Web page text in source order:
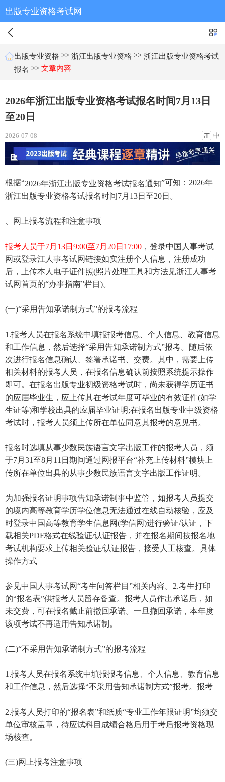
出版专业资格考试网
出版专业资格 >> 浙江出版专业资格 >> 浙江出版专业资格考试
报名 >> 文章内容
2026年浙江出版专业资格考试报名时间7月13日
至20日
2026-07-08 中
根据“2026年浙江出版专业资格考试报名通知”可知：2026年
浙江出版专业资格考试报名时间7月13日至20日。
、网上报考流程和注意事项
报考人员于7月13日9:00至7月20日17:00 ，登录中国人事考试
网或登录江人事考试网链接如实注册个人信息，注册成功
后，上传本人电子证件照(照片处理工具和方法见浙江人事考
试网首页的“办事指南”栏目)。
(一)“采用告知承诺制方式”的报考流程
1.报考人员在报名系统中填报报考信息、个人信息、教育信息
和工作信息，然后选择“采用告知承诺制方式”报考。随后依
次进行报名信息确认、签署承诺书、交费。其中，需要上传
相关材料的报考人员，在报名信息确认前按照系统提示操作
即可。在报名出版专业初级资格考试时，尚未获得学历证书
的应届毕业生，应上传其在考试年度可毕业的有效证件(如学
生证等)和学校出具的应届毕业证明;在报名出版专业中级资格
考试时，报考人员须上传所在单位同意其报考的意见书。
报名时选填从事少数民族语言文字出版工作的报考人员，须
于7月31至8月11日期间通过网报平台“补充上传材料”模块上
传所在单位出具的从事少数民族语言文字出版工作证明。
为加强报名证明事项告知承诺制事中监管，如报考人员提交
的境内高等教育学历学位信息无法通过在线自动核验，应及
时登录中国高等教育学生信息网(学信网)进行验证/认证，下
载相关PDF格式在线验证/认证报告，并在报名期间按报名地
考试机构要求上传相关验证/认证报告，接受人工核查。具体
操作方式
参见中国人事考试网“考生问答栏目”相关内容。2.考生打印
的“报名表”供报考人员留存备查。报考人员作出承诺后，如
未交费，可在报名截止前撤回承诺。一旦撤回承诺，本年度
该项考试不再适用告知承诺制。
(二)“不采用告知承诺制方式”的报考流程
1.报考人员在报名系统中填报报考信息、个人信息、教育信息
和工作信息，然后选择“不采用告知承诺制方式”报考。报考
2.报考人员打印的“报名表”和纸质“专业工作年限证明”均须交
单位审核盖章，待应试科目成绩合格后用于考后报考资格现
场核查。
(三)网上报考注意事项